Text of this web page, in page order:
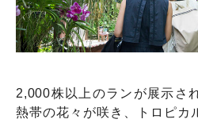
2,000株以上のランが展示さ
熱帯の花々が咲き、トロピカ